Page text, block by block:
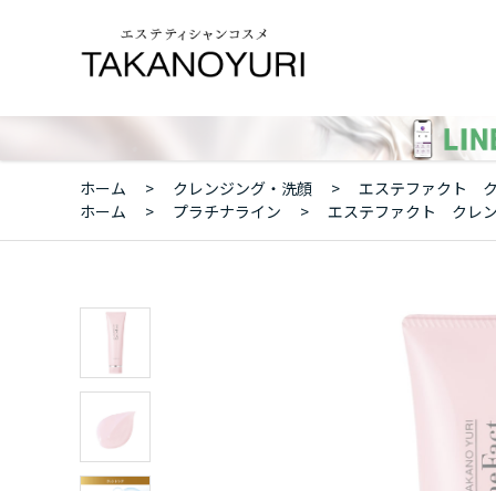
ホーム > クレンジング・洗顔 >
エステファクト
ホーム
> プラチナライン > エステファクト クレ